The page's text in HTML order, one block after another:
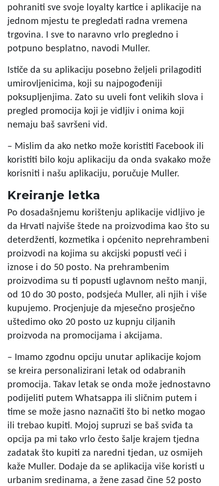
pohraniti sve svoje loyalty kartice i aplikacije na
jednom mjestu te pregledati radna vremena
trgovina. I sve to naravno vrlo pregledno i
potpuno besplatno, navodi Muller.
Ističe da su aplikaciju posebno željeli prilagoditi
umirovljenicima, koji su najpogođeniji
poksupljenjima. Zato su uveli font velikih slova i
pregled promocija koji je vidljiv i onima koji
nemaju baš savršeni vid.
– Mislim da ako netko može koristiti Facebook ili
koristiti bilo koju aplikaciju da onda svakako može
korisniti i našu aplikaciju, poručuje Muller.
Kreiranje letka
Po dosadašnjemu korištenju aplikacije vidljivo je
da Hrvati najviše štede na proizvodima kao što su
deterdženti, kozmetika i općenito neprehrambeni
proizvodi na kojima su akcijski popusti veći i
iznose i do 50 posto. Na prehrambenim
proizvodima su ti popusti uglavnom nešto manji,
od 10 do 30 posto, podsjeća Muller, ali njih i više
kupujemo. Procjenjuje da mjesečno prosječno
uštedimo oko 20 posto uz kupnju ciljanih
proizvoda na promocijama i akcijama.
– Imamo zgodnu opciju unutar aplikacije kojom
se kreira personalizirani letak od odabranih
promocija. Takav letak se onda može jednostavno
podijeliti putem Whatsappa ili sličnim putem i
time se može jasno naznačiti što bi netko mogao
ili trebao kupiti. Mojoj supruzi se baš sviđa ta
opcija pa mi tako vrlo često šalje krajem tjedna
zadatak što kupiti za naredni tjedan, uz osmijeh
kaže Muller. Dodaje da se aplikacija više koristi u
urbanim sredinama, a žene zasad čine 52 posto